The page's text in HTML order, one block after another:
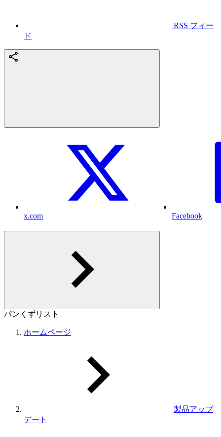
RSS フィー
ド
x.com Facebook
パンくずリスト
ホームページ
製品アップ
デート